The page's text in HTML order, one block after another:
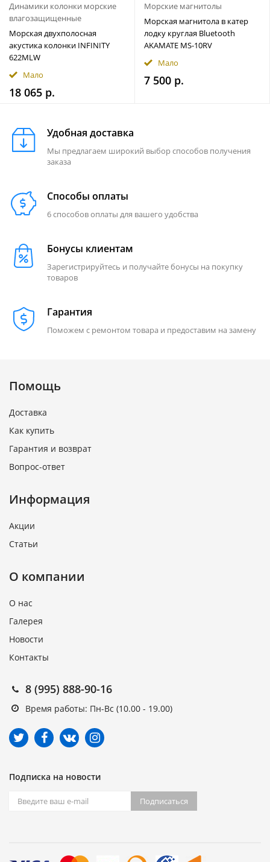
Динамики колонки морские
влагозащищенные
Морская двухполосная
акустика колонки INFINITY
622MLW
Мало
18 065 р.
Морские магнитолы
Морская магнитола в катер
лодку круглая Bluetooth
AKAMATE MS-10RV
Мало
7 500 р.
Удобная доставка
Мы предлагаем широкий выбор способов получения
заказа
Способы оплаты
6 способов оплаты для вашего удобства
Бонусы клиентам
Зарегистрируйтесь и получайте бонусы на покупку
товаров
Гарантия
Поможем с ремонтом товара и предоставим на замену
Помощь
Доставка
Как купить
Гарантия и возврат
Вопрос-ответ
Информация
Акции
Статьи
О компании
О нас
Галерея
Новости
Контакты
8 (995) 888-90-16
Время работы: Пн-Вс (10.00 - 19.00)
Подписка на новости
Подписаться